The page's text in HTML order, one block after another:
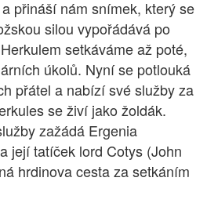
přináší nám snímek, který se
silou vypořádává po
setkáváme až poté,
úkolů. Nyní se potlouká
přátel a nabízí své služby za
se živí jako žoldák.
zažádá Ergenia
její tatíček lord Cotys (John
hrdinova cesta za setkáním